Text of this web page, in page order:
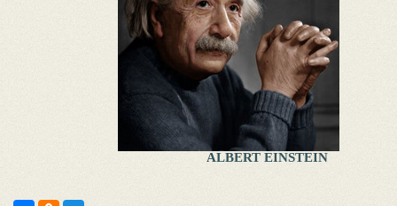
ALBERT EINSTEIN